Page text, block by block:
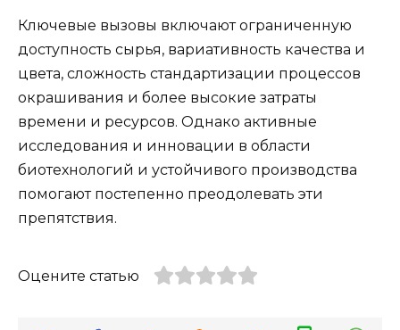
Ключевые вызовы включают ограниченную
доступность сырья, вариативность качества и
цвета, сложность стандартизации процессов
окрашивания и более высокие затраты
времени и ресурсов. Однако активные
исследования и инновации в области
биотехнологий и устойчивого производства
помогают постепенно преодолевать эти
препятствия.
Оцените статью